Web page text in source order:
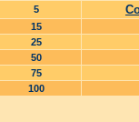
5
15
25
50
75
100